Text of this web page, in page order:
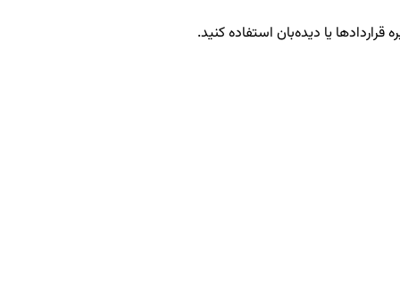
قراردادها یا دیده‌بان استفاده کنید.